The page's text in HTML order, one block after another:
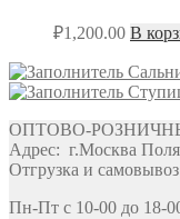
₽1,200.00 В
ОПТОВО-
Адрес: г.Москва
Отгрузка и
Пн-Пт с 10-00 до 18-